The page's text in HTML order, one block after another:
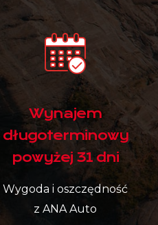
Wynajem
długoterminowy
powyżej 31 dni
Wygoda i oszczędność
z ANA Auto